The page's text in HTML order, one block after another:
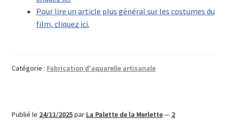
Pour lire un article plus général sur les costumes du
film, cliquez ici.
Catégorie : Fabrication d'aquarelle artisanale
Publié le 24/11/2025par La Palette de la Merlette— 2